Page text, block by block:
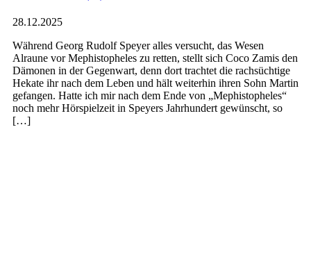
28.12.2025
Während Georg Rudolf Speyer alles versucht, das Wesen
Alraune vor Mephistopheles zu retten, stellt sich Coco Zamis den
Dämonen in der Gegenwart, denn dort trachtet die rachsüchtige
Hekate ihr nach dem Leben und hält weiterhin ihren Sohn Martin
gefangen. Hatte ich mir nach dem Ende von „Mephistopheles“
noch mehr Hörspielzeit in Speyers Jahrhundert gewünscht, so
[…]